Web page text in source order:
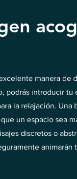
manera de
podrás introducir
la relajación. Una
un espacio sea
discretos o
animarán